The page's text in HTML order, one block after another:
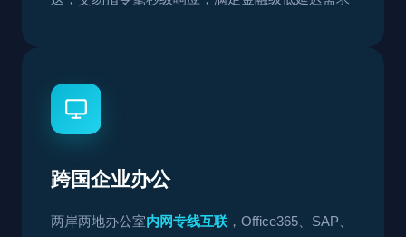
跨国企业办公
两岸两地办公室内网专线互联 ，Office365、SAP、